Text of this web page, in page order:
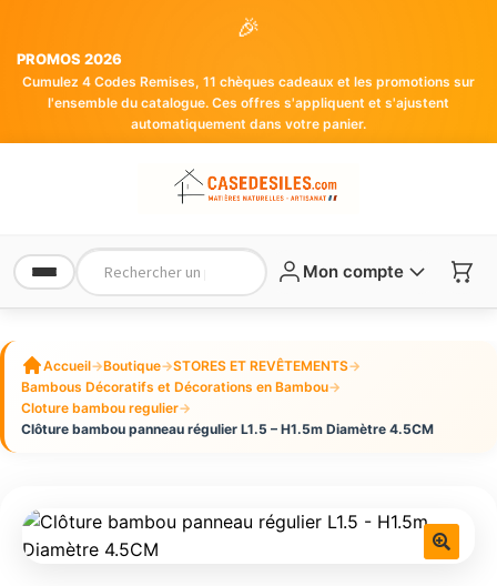
🎉
PROMOS 2026
Cumulez 4 Codes Remises, 11 chèques cadeaux et les promotions sur
l'ensemble du catalogue. Ces offres s'appliquent et s'ajustent
automatiquement dans votre panier.
Mon compte
Accueil→Boutique→STORES ET REVÊTEMENTS→
Bambous Décoratifs et Décorations en Bambou→
Cloture bambou regulier→
Clôture bambou panneau régulier L1.5 – H1.5m Diamètre 4.5CM